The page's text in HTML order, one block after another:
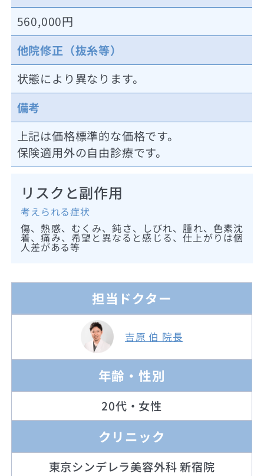
560,000円
他院修正（抜糸等）
状態により異なります。
備考
上記は価格標準的な価格です。
保険適用外の自由診療です。
リスクと副作用
考えられる症状
傷、熱感、むくみ、鈍さ、しびれ、腫れ、色素沈
着、痛み、希望と異なると感じる、仕上がりは個
人差がある等
担当ドクター
吉原 伯 院長
年齢・性別
20代・女性
クリニック
東京シンデレラ美容外科 新宿院